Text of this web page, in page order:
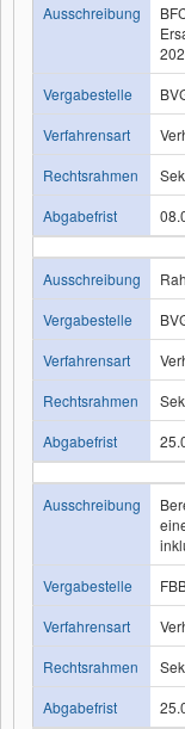
Ausschreibung
Vergabestelle
Verfahrensart
Rechtsrahmen
Abgabefrist
Ausschreibung
Vergabestelle
Verfahrensart
Rechtsrahmen
Abgabefrist
Ausschreibung
Vergabestelle
Verfahrensart
Rechtsrahmen
Abgabefrist